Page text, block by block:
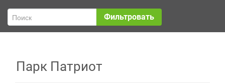
Фильтровать
Парк Патриот